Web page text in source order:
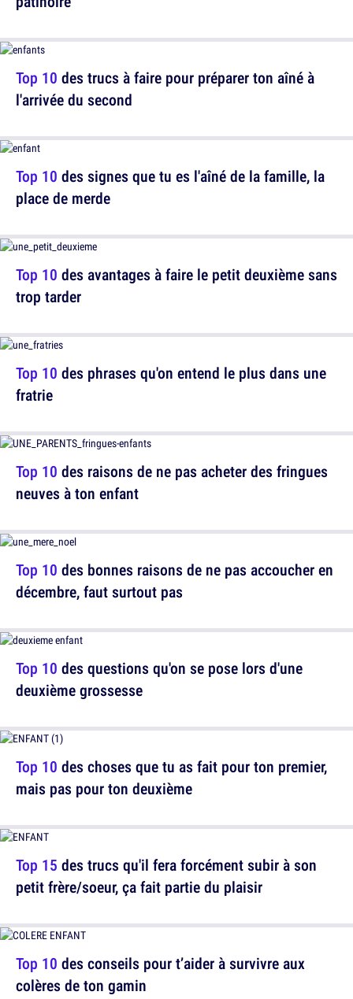
Top 10 des signes que tu es l'aîné de la famille, la
place de merde
Top 10 des phrases qu'on entend le plus dans une
fratrie
Top 10 des bonnes raisons de ne pas accoucher en
décembre, faut surtout pas
Top 10 des choses que tu as fait pour ton premier,
mais pas pour ton deuxième
Top 10 des conseils pour t’aider à survivre aux
colères de ton gamin
Top 10 des trucs à faire pour préparer ton aîné à
l'arrivée du second
Top 10 des avantages à faire le petit deuxième sans
trop tarder
Top 10 des raisons de ne pas acheter des fringues
neuves à ton enfant
Top 10 des questions qu'on se pose lors d'une
deuxième grossesse
Top 15 des trucs qu'il fera forcément subir à son
petit frère/soeur, ça fait partie du plaisir